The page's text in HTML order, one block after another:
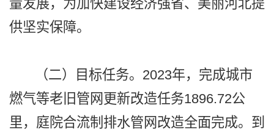
量发展，为加快建设经济强省、美丽河北提
供坚实保障。
（二）目标任务。2023年，完成城市
燃气等老旧管网更新改造任务1896.72公
里，庭院合流制排水管网改造全面完成。到